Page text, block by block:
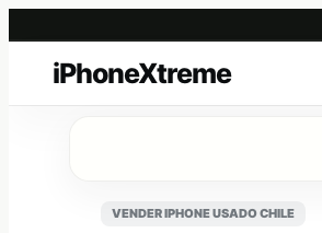
contenido
VENDER IPHONE USADO CHILE